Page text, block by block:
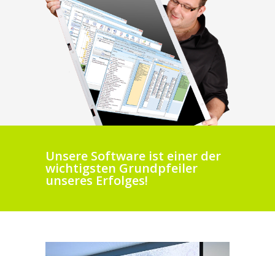
Unsere Software ist einer der
wichtigsten Grundpfeiler
unseres Erfolges!